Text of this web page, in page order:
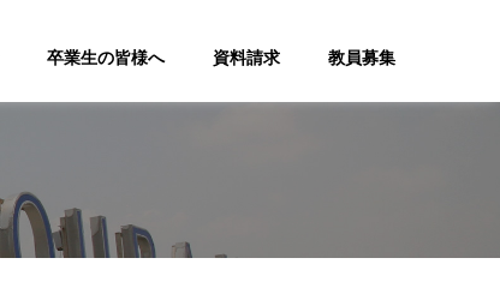
卒業生の皆様へ 資料請求 教員募集